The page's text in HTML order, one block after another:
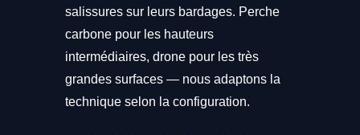
salissures sur leurs bardages. Perche
carbone pour les hauteurs
intermédiaires, drone pour les très
grandes surfaces — nous adaptons la
technique selon la configuration.